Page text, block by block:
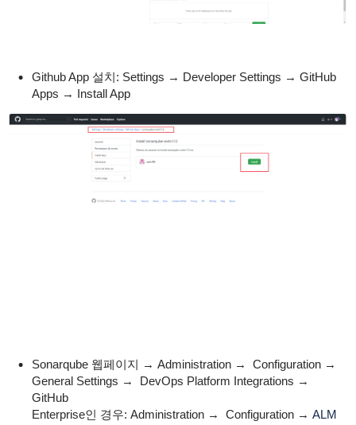
Github App 설치: Settings → Developer Settings → GitHub
Apps → Install App
Sonarqube 웹페이지 → Administration → Configuration →
General Settings → DevOps Platform Integrations →
GitHub
Enterprise인 경우: Administration → Configuration → ALM